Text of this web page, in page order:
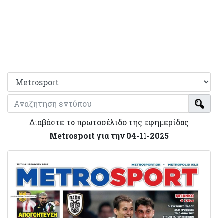
Διαβάστε το πρωτοσέλιδο της εφημερίδας
Μetrosport για την 04-11-2025